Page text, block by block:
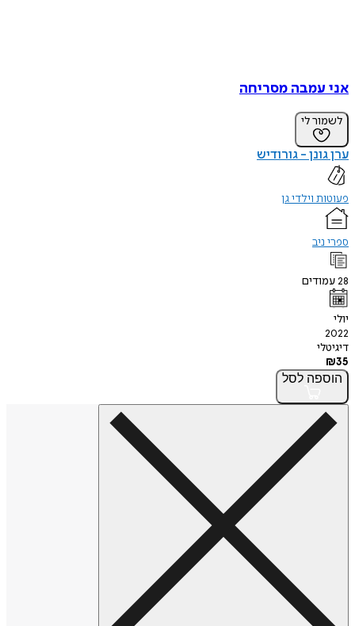
אני עמבה מסריחה
לשמור לי
ערן גונן - גורודיש
פעוטות וילדי גן
ספרי ניב
28עמודים
יולי
2022
דיגיטלי
₪35
הוספה לסל